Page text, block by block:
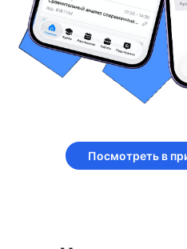
Посмотреть в